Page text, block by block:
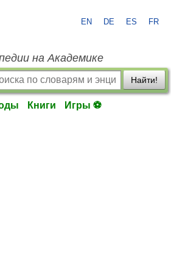
EN DE ES FR
на Академике
Найти!
Книги Игры ⚽